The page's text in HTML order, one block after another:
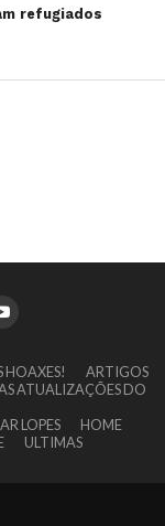
refugiados
ARTIGOS
ATUALIZAÇÕES DO
LOPES
HOME
ULTIMAS